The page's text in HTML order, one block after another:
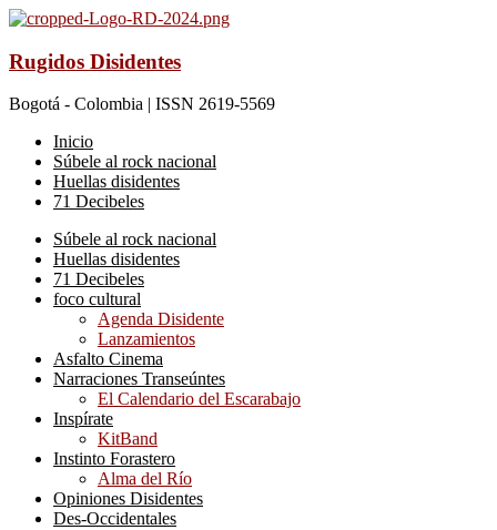
Rugidos Disidentes
Bogotá - Colombia | ISSN 2619-5569
Inicio
Súbele al rock nacional
Huellas disidentes
71 Decibeles
Súbele al rock nacional
Huellas disidentes
71 Decibeles
foco cultural
Agenda Disidente
Lanzamientos
Asfalto Cinema
Narraciones Transeúntes
El Calendario del Escarabajo
Inspírate
KitBand
Instinto Forastero
Alma del Río
Opiniones Disidentes
Des-Occidentales